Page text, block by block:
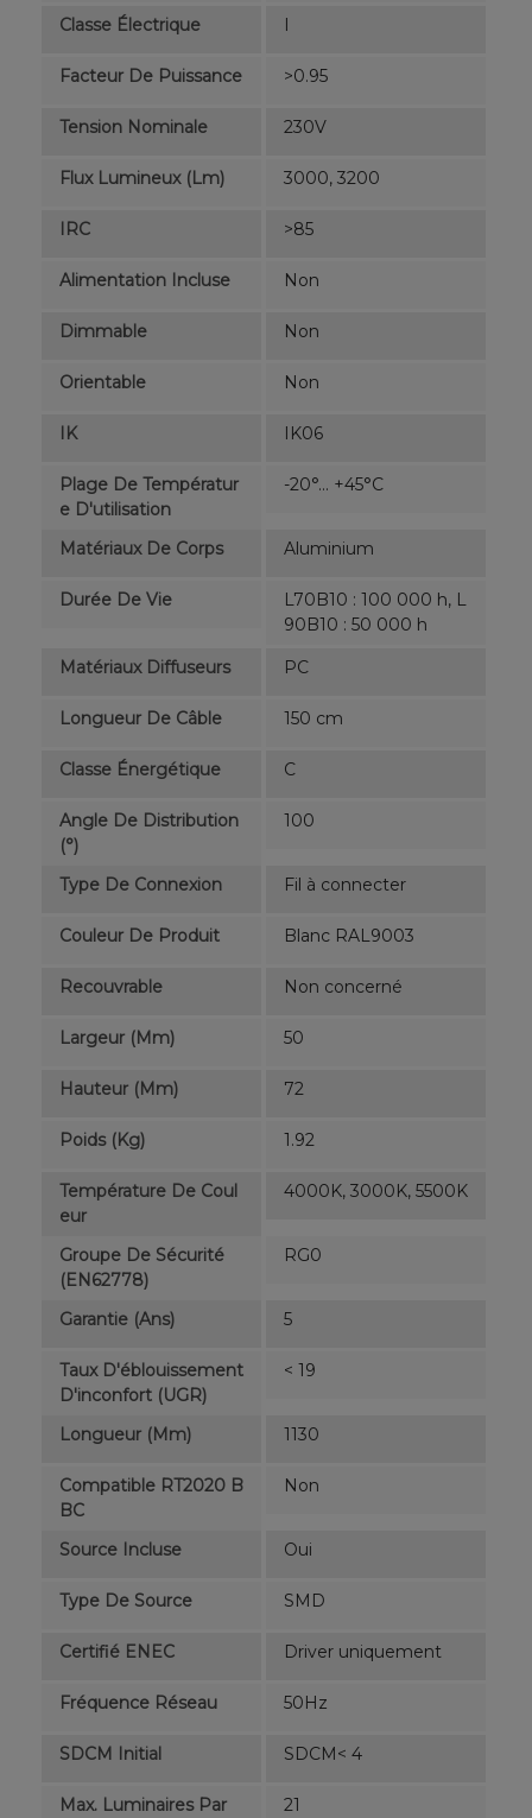
Classe Électrique
Facteur De Puissance >0.95
Tension Nominale 230V
Flux Lumineux (lm) 3000, 3200
IRC >85
Alimentation Incluse Non
Dimmable Non
Orientable Non
IK IK06
Plage De Températur
E D'utilisation
-20°... +45°C
Matériaux De Corps Aluminium
Durée De Vie
L70B10 : 100 000 h, L
90B10 : 50 000 h
Matériaux Diffuseurs
PC
Longueur De Câble 150 cm
Classe Énergétique C
Angle De Distribution
(°)
100
Type De Connexion Fil à connecter
Couleur De Produit Blanc RAL9003
Recouvrable Non concerné
Largeur (mm) 50
Hauteur (mm) 72
Poids (kg) 1.92
Température De Coul
Eur
4000K, 3000K, 5500K
Groupe De Sécurité
(EN62778)
RG0
Garantie (ans) 5
Taux D'éblouissement
D'inconfort (UGR)
< 19
Longueur (mm) 1130
Compatible RT2020 B
BC
Non
Source Incluse Oui
Type De Source SMD
Certifié ENEC Driver uniquement
Fréquence Réseau 50Hz
SDCM Initial SDCM< 4
Max. Luminaires Par
21